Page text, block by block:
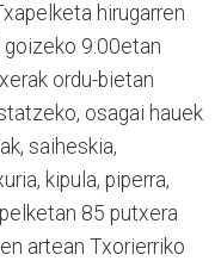
hirugarren
goizeko 9:00etan
ordu-bietan
osagai hauek
saiheskia,
kipula, piperra,
85 putxera
artean Txorierriko